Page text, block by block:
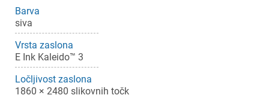
Barva
siva
Vrsta zaslona
E Ink Kaleido™ 3
Ločljivost zaslona
1860 × 2480 slikovnih točk